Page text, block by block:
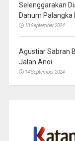
Selenggarakan
Danum Palangka
18 September 2024
Agustiar Sabran
Jalan Anoi
14 September 2024